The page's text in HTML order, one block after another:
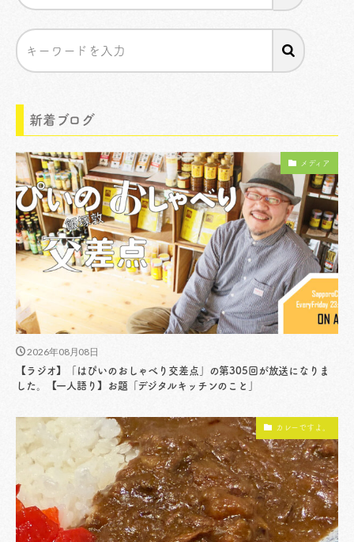
新着ブログ
メディア
2026年08月08日
【ラジオ】「はぴいのおしゃべり交差点」の第305回が放送になりま
した。【一人語り】お題「デジタルキッチンのこと」
カレーですよ。